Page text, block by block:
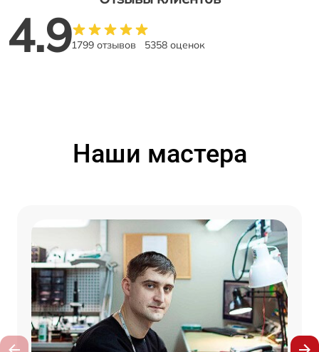
4.91799 отзывов 5358 оценок
Наши мастера